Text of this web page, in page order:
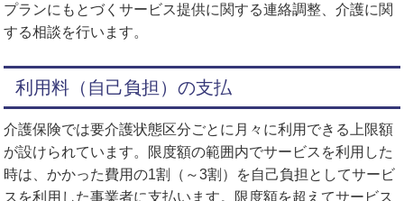
プランにもとづくサービス提供に関する連絡調整、介護に関
する相談を行います。
利用料（自己負担）の支払
介護保険では要介護状態区分ごとに月々に利用できる上限額
が設けられています。限度額の範囲内でサービスを利用した
時は、かかった費用の1割（～3割）を自己負担としてサービ
スを利用した事業者に支払います。限度額を超えてサービス